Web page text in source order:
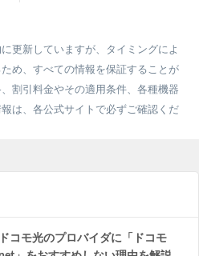
更新していますが、タイミングによ
め、すべての情報を保証することが
割引料金やその適用条件、各種機器
は、各公式サイトで必ずご確認くだ
ドコモ光のプロバイダに「ドコモ